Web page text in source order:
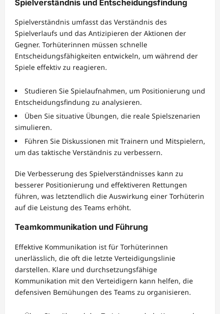
Spielverständnis und Entscheidungsfindung
Spielverständnis umfasst das Verständnis des
Spielverlaufs und das Antizipieren der Aktionen der
Gegner. Torhüterinnen müssen schnelle
Entscheidungsfähigkeiten entwickeln, um während der
Spiele effektiv zu reagieren.
Studieren Sie Spielaufnahmen, um Positionierung und
Entscheidungsfindung zu analysieren.
Üben Sie situative Übungen, die reale Spielszenarien
simulieren.
Führen Sie Diskussionen mit Trainern und Mitspielern,
um das taktische Verständnis zu verbessern.
Die Verbesserung des Spielverständnisses kann zu
besserer Positionierung und effektiveren Rettungen
führen, was letztendlich die Auswirkung einer Torhüterin
auf die Leistung des Teams erhöht.
Teamkommunikation und Führung
Effektive Kommunikation ist für Torhüterinnen
unerlässlich, die oft die letzte Verteidigungslinie
darstellen. Klare und durchsetzungsfähige
Kommunikation mit den Verteidigern kann helfen, die
defensiven Bemühungen des Teams zu organisieren.